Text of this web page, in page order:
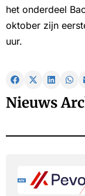
het onderdeel
oktober zijn
uur.
Nieuws